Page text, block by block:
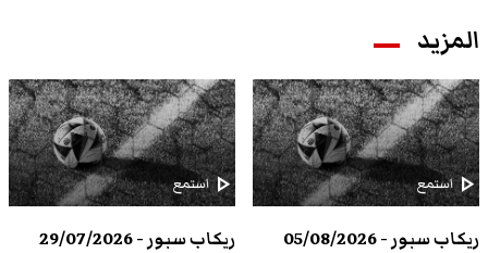
المزيد
play_arrowاستمع
ريكاب سبور - 05/08/2026
play_arrowاستمع
ريكاب سبور - 29/07/2026